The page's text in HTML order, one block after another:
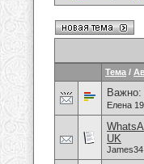
Тема /
Елена
UK
James34